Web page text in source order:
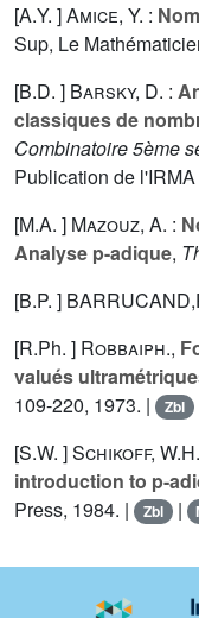
[A.Y. ]Amice, Y. :
Sup, Le
[B.D. ] Barsky, D. :
classiques de
Combinatoire 5ème
Publication de
[M.A. ] Mazouz, A. :
Analyse p-adique,
[B.P. ]
[R.Ph. ] Robbaiph.,
valués
109-220, 1973. |
Zbl
[S.W. ]Schikoff, W.H.
introduction to p-
Press, 1984. |
Zbl |